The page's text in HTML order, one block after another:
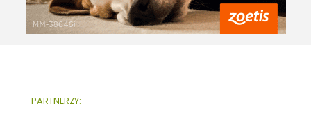
PARTNERZY: